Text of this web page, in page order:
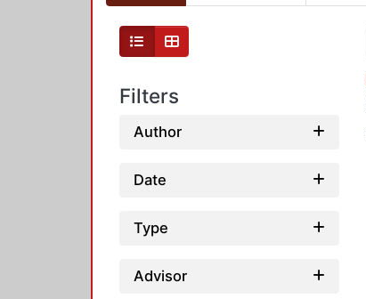
Filters
Author
Date
Type
Advisor